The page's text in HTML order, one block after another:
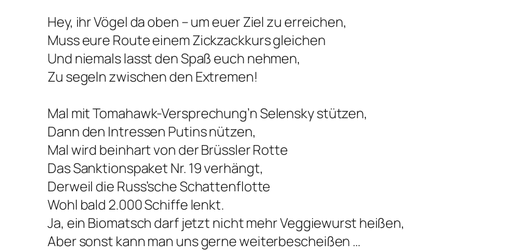
Hey, ihr Vögel da oben – um euer Ziel zu erreichen,
Muss eure Route einem Zickzackkurs gleichen
Und niemals lasst den Spaß euch nehmen,
Zu segeln zwischen den Extremen!
Mal mit Tomahawk-Versprechung’n Selensky stützen,
Dann den Intressen Putins nützen,
Mal wird beinhart von der Brüssler Rotte
Das Sanktionspaket Nr. 19 verhängt,
Derweil die Russ’sche Schattenflotte
Wohl bald 2.000 Schiffe lenkt.
Ja, ein Biomatsch darf jetzt nicht mehr Veggiewurst heißen,
Aber sonst kann man uns gerne weiterbescheißen …